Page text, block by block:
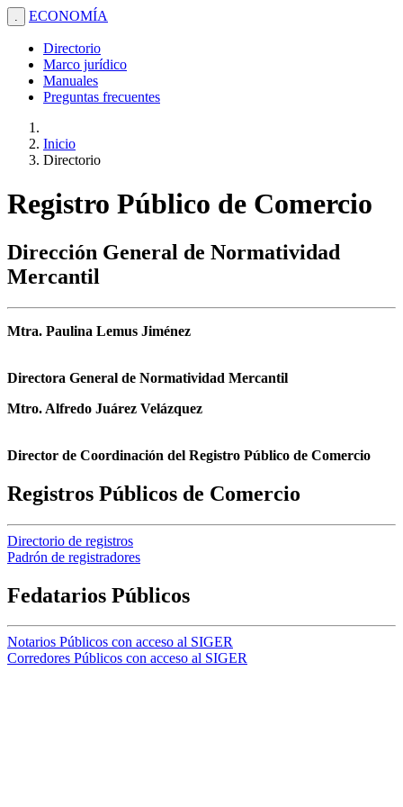
. ECONOMÍA
Directorio
Marco jurídico
Manuales
Preguntas frecuentes
Inicio
Directorio
Registro Público de Comercio
Dirección General de Normatividad
Mercantil
Mtra. Paulina Lemus Jiménez
Directora General de Normatividad Mercantil
Mtro. Alfredo Juárez Velázquez
Director de Coordinación del Registro Público de Comercio
Registros Públicos de Comercio
Directorio de registros
Padrón de registradores
Fedatarios Públicos
Notarios Públicos con acceso al SIGER
Corredores Públicos con acceso al SIGER